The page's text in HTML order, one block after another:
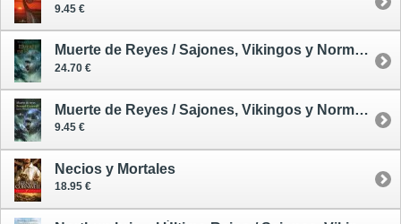
9.45 €
Muerte de Reyes / Sajones, Vikingos y Normandos 6 - tapa dura
24.70 €
Muerte de Reyes / Sajones, Vikingos y Normandos 6 - tapa blanda
9.45 €
Necios y Mortales
18.95 €